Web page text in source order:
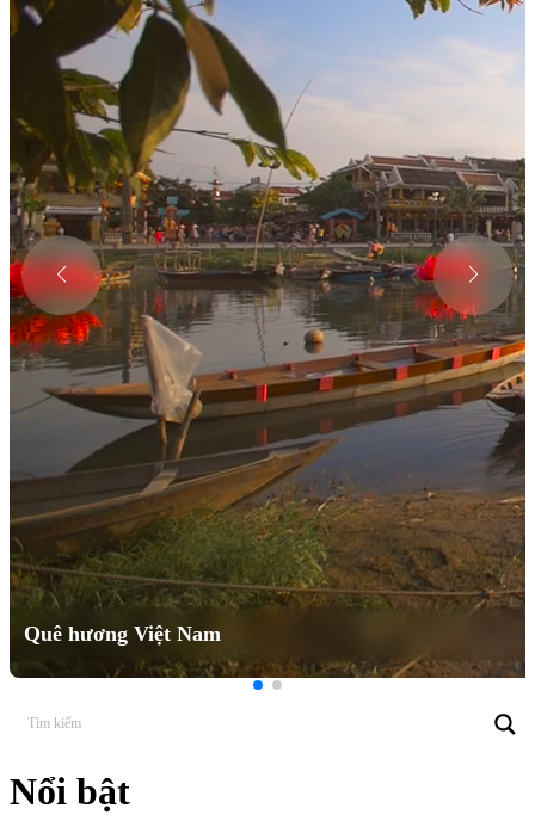
Quê hương Việt Nam
Nổi bật